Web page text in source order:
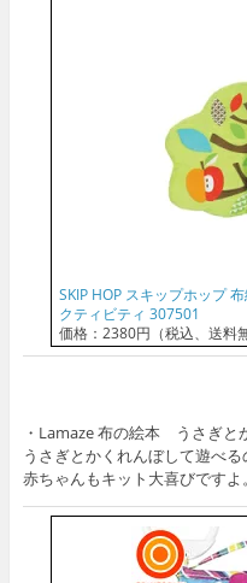
SKIP HOP スキップホップ
クティビティ 307501
価格：2380円（税込、送料
・Lamaze 布の絵本 うさぎと
うさぎとかくれんぼして遊べる
赤ちゃんもキット大喜びですよ。